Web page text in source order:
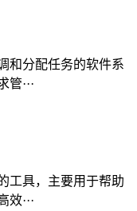
和分配任务的软件系
···
工具，主要用于帮助
···